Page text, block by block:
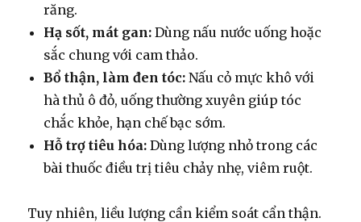
răng.
Hạ sốt, mát gan:Dùng nấu nước uống hoặc
sắc chung với cam thảo.
Bổ thận, làm đen tóc: Nấu cỏ mực khô với
hà thủ ô đỏ, uống thường xuyên giúp tóc
chắc khỏe, hạn chế bạc sớm.
Hỗ trợ tiêu hóa: Dùng lượng nhỏ trong các
bài thuốc điều trị tiêu chảy nhẹ, viêm ruột.
Tuy nhiên, liều lượng cần kiểm soát cẩn thận.